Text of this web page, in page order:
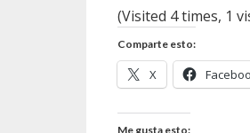
(Visited 4 times, 1
Comparte esto:
X
Me gusta esto: